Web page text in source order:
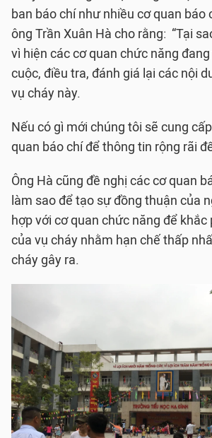
ban báo chí như nhiều cơ quan báo
ông Trần Xuân Hà cho rằng: “Tại
vì hiện các cơ quan chức năng
cuộc, điều tra, đánh giá lại các nội
vụ cháy này.
Nếu có gì mới chúng tôi sẽ cung
quan báo chí để thông tin rộng rãi
Ông Hà cũng đề nghị các cơ quan
làm sao để tạo sự đồng thuận của
hợp với cơ quan chức năng để khắc
của vụ cháy nhằm hạn chế thấp
cháy gây ra.